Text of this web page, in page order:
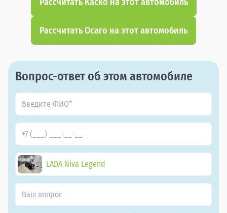
Рассчитать Осаго на этот автомобиль
Вопрос-ответ об этом автомобиле
LADA Niva Legend